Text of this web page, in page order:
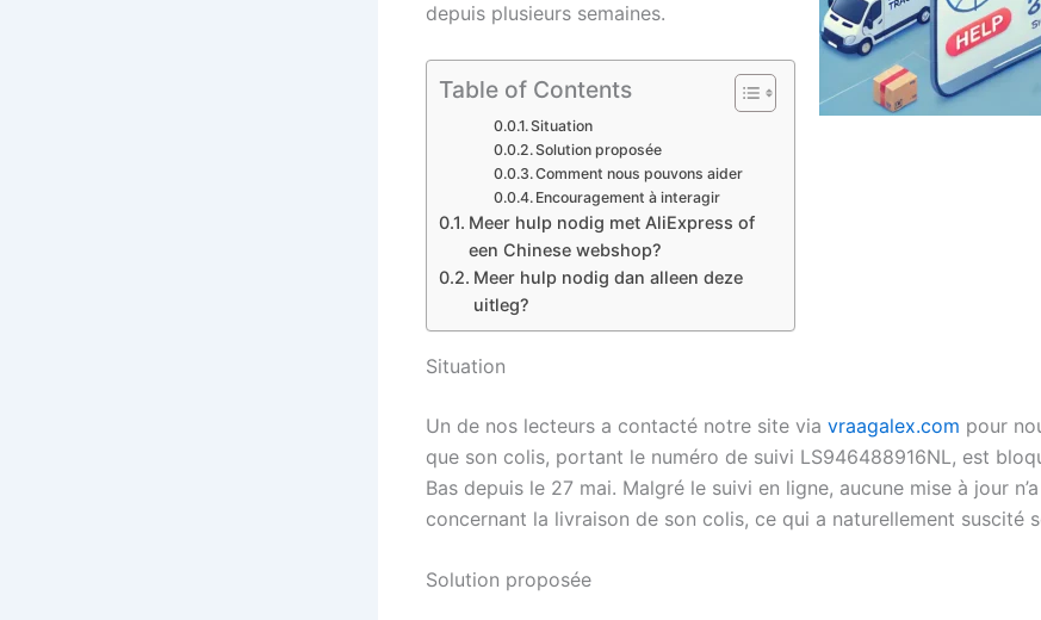
depuis plusieurs semaines.
Table of Contents
Situation
Solution proposée
Comment nous pouvons aider
Encouragement à interagir
Meer hulp nodig met AliExpress of
een Chinese webshop?
Meer hulp nodig dan alleen deze
uitleg?
Situation
Un de nos lecteurs a contacté notre site via vraagalex.com pour
que son colis, portant le numéro de suivi LS946488916NL, est
Bas depuis le 27 mai. Malgré le suivi en ligne, aucune mise à jour
concernant la livraison de son colis, ce qui a naturellement suscité
Solution proposée